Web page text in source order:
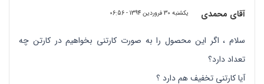
آقای محمدی یکشنبه 30 فروردین 1394 - 06:56
سلام ، اگر این محصول را به صورت کارتنی بخواهیم در کارتن چه
تعداد دارد؟
آیا کارتنی تخفیف هم دارد ؟